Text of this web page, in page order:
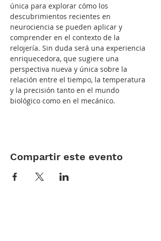
única para explorar cómo los
descubrimientos recientes en
neurociencia se pueden aplicar y
comprender en el contexto de la
relojería. Sin duda será una experiencia
enriquecedora, que sugiere una
perspectiva nueva y única sobre la
relación entre el tiempo, la temperatura
y la precisión tanto en el mundo
biológico como en el mecánico.
Compartir este evento